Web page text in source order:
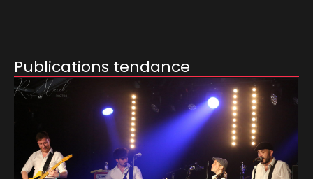
Publications tendance